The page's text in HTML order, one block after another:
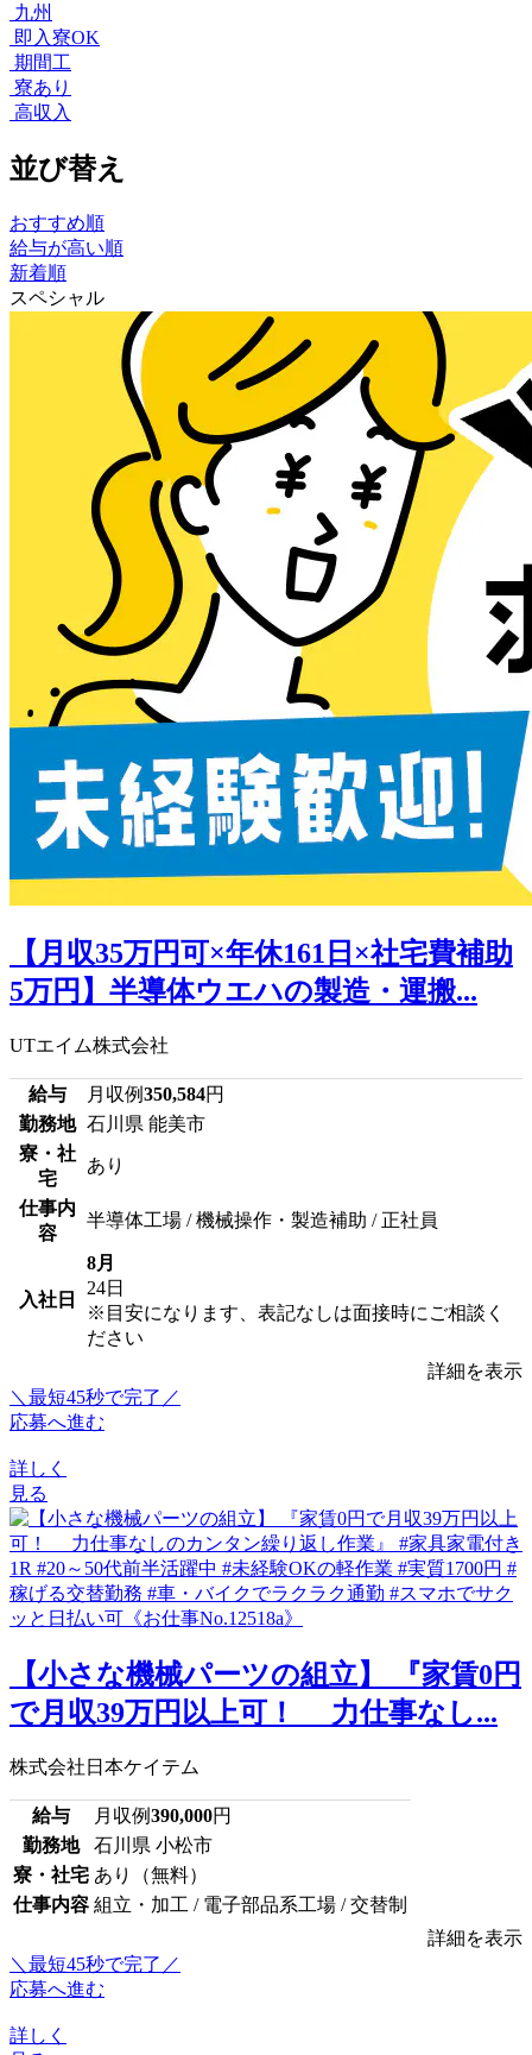
九州
即入寮OK
期間工
寮あり
高収入
並び替え
おすすめ順
給与が高い順
新着順
スペシャル
【月収35万円可×年休161日×社宅費補助
5万円】半導体ウエハの製造・運搬...
UTエイム株式会社
給与 月収例350,584円
勤務地 石川県 能美市
寮・社
宅
あり
仕事内
容
半導体工場 / 機械操作・製造補助 / 正社員
入社日
8月
24日
※目安になります、表記なしは面接時にご相談く
ださい
詳細を表示
＼最短45秒で完了／
応募へ進む
詳しく
見る
【小さな機械パーツの組立】 『家賃0円
で月収39万円以上可！ 力仕事なし...
株式会社日本ケイテム
給与 月収例390,000円
勤務地
石川県 小松市
寮・社宅 あり（無料）
仕事内容 組立・加工 / 電子部品系工場 / 交替制
詳細を表示
＼最短45秒で完了／
応募へ進む
詳しく